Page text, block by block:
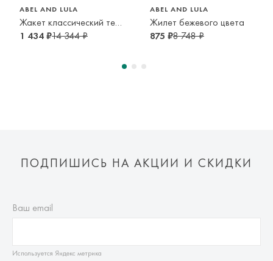
курьерской доставкой до адресата или в пункт самовывоза
транспортной компании. Доставка осуществляется в срок и
по тарифам транспортной компании.
Оплата осуществляется онлайн банковскими картами Visa,
ABEL AND LULA
Жакет классический темно-синий
1 434 ₽14 344 ₽
ABEL AND LULA
Жилет бежевого цвета
875 ₽8 748 ₽
ПОДПИШИСЬ НА АКЦИИ И СКИДКИ
Ваш email
Используется Яндекс метрика